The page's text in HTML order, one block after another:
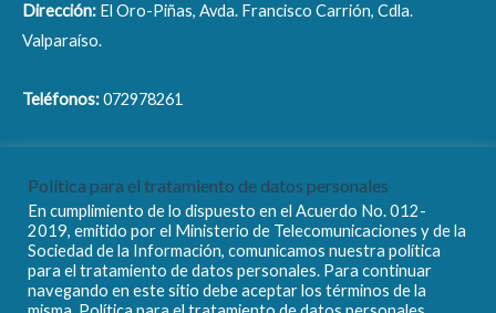
Dirección: El Oro-Piñas, Avda. Francisco Carrión, Cdla.
Valparaíso.
Teléfonos:072978261
Copyright © 2026 EMGIRZAPP - EP
Política para el tratamiento de datos personales
En cumplimiento de lo dispuesto en el Acuerdo No. 012-
2019, emitido por el Ministerio de Telecomunicaciones y de la
Sociedad de la Información, comunicamos nuestra política
para el tratamiento de datos personales. Para continuar
navegando en este sitio debe aceptar los términos de la